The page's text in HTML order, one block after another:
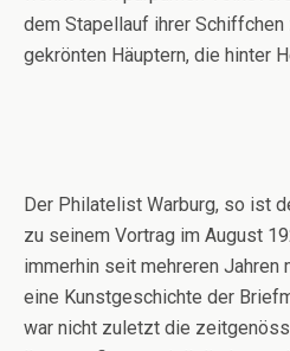
dem Stapellauf ihrer
gekrönten Häuptern, die hinter
Der Philatelist Warburg, so ist
zu seinem Vortrag im August
immerhin seit mehreren Jahren
eine Kunstgeschichte der
war nicht zuletzt die